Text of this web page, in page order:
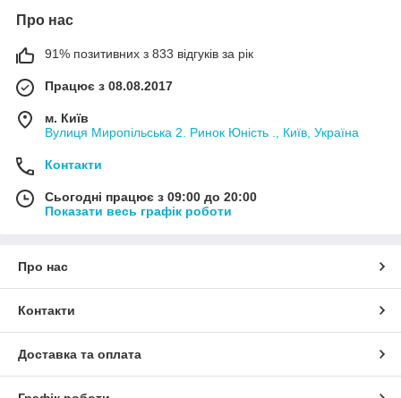
Про нас
91% позитивних з 833 відгуків за рік
Працює з 08.08.2017
м. Київ
Вулиця Миропільська 2. Ринок Юність ., Київ, Україна
Контакти
Сьогодні працює з 09:00 до 20:00
Показати весь графік роботи
Про нас
Контакти
Доставка та оплата